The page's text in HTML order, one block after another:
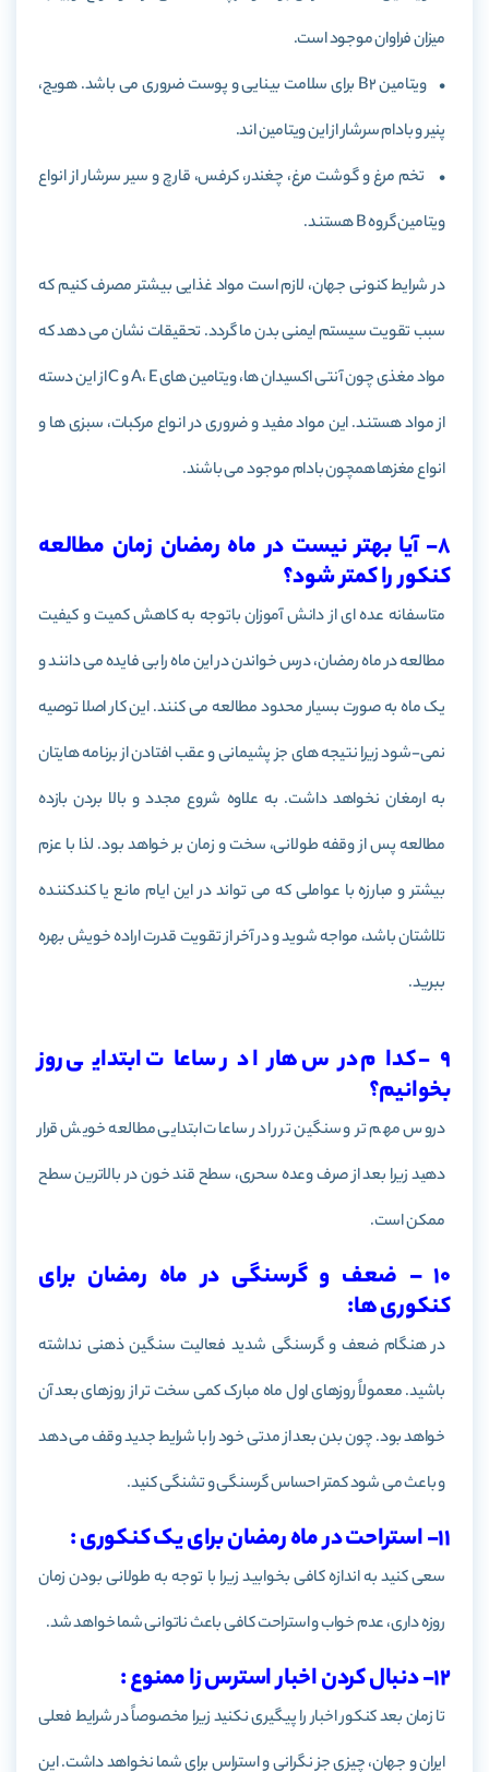
میزان فراوان موجود است.
• ویتامین B2 برای سلامت بینایی و پوست ضروری می باشد. هویج،
پنیر و بادام سرشار از این ویتامین اند.
• تخم مرغ و گوشت مرغ، چغندر، کرفس،‌ قارچ و سیر سرشار از انواع
ویتامین گروه B هستند.
در شرایط کنونی جهان، لازم است مواد غذایی بیشتر مصرف کنیم که
سبب تقویت سیستم ایمنی بدن ما گردد. تحقیقات نشان می دهد که
مواد مغذی چون آنتی اکسیدان ها، ویتامین های A، E و C از این دسته
از مواد هستند. این مواد مفید و ضروری در انواع مرکبات، سبزی ها و
انواع مغزها همچون بادام موجود می باشند.
8- آیا بهتر نیست در ماه رمضان زمان مطالعه
کنکور را کمتر شود؟
متاسفانه عده ای از دانش آموزان باتوجه به کاهش کمیت و کیفیت
مطالعه در ماه رمضان، درس خواندن در این ماه را بی فایده می دانند و
یک ماه به صورت بسیار محدود مطالعه می کنند. این کار اصلا توصیه
نمی-شود زیرا نتیجه های جز پشیمانی و عقب افتادن از برنامه هایتان
به ارمغان نخواهد داشت. به علاوه شروع مجدد و بالا بردن بازده
مطالعه پس از وقفه طولانی، سخت و زمان بر خواهد بود. لذا با عزم
بیشتر و مبارزه با عواملی که می تواند در این ایام مانع یا کندکننده
تلاشتان باشد، مواجه شوید و در آخر از تقویت قدرت اراده خویش بهره
ببرید.
9- کدام درس هارا در ساعات ابتدایی روز
بخوانیم؟
دروس مهم تر و سنگین تر را در ساعات ابتدایی مطالعه خویش قرار
دهید زیرا بعد از صرف وعده سحری، سطح قند خون در بالاترین سطح
ممکن است.
10 – ضعف و گرسنگی در ماه رمضان برای
کنکوری ها:
در هنگام ضعف و گرسنگی شدید فعالیت سنگین ذهنی نداشته
باشید. معمولاً روزهای اول ماه مبارک کمی سخت تر از روزهای بعد آن
خواهد بود. چون بدن بعد از مدتی خود را با شرایط جدید وقف می دهد
و باعث می شود کمتر احساس گرسنگی و تشنگی کنید.
11- استراحت در ماه رمضان برای یک کنکوری :
سعی کنید به اندازه کافی بخوابید زیرا با توجه به طولانی بودن زمان
روزه داری، عدم خواب و استراحت کافی باعث ناتوانی شما خواهد شد.
12- دنبال کردن اخبار استرس زا ممنوع :
تا زمان بعد کنکور اخبار را پیگیری نکنید زیرا مخصوصاً در شرایط فعلی
ایران و جهان، چیزی جز نگرانی و استراس برای شما نخواهد داشت. این